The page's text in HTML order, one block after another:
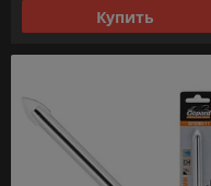
Купить